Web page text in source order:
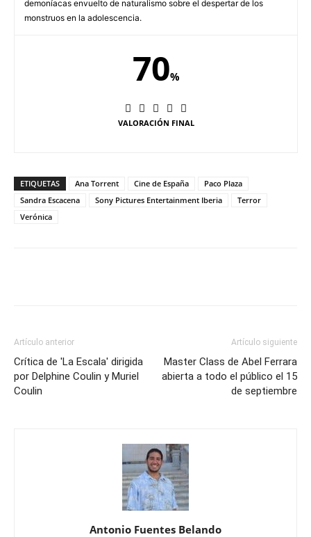
demoníacas envuelto de naturalismo sobre el despertar de los
monstruos en la adolescencia.
70%
VALORACIÓN FINAL
ETIQUETAS Ana Torrent Cine de España
Paco Plaza
Sandra Escacena
Sony Pictures Entertainment Iberia
Terror
Verónica
Artículo anterior
Crítica de 'La Escala' dirigida
por Delphine Coulin y Muriel
Coulin
Artículo siguiente
Master Class de Abel Ferrara
abierta a todo el público el 15
de septiembre
Antonio Fuentes Belando